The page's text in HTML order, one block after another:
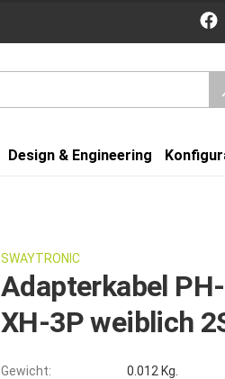
Design & Engineering
SWAYTRONIC
Adapterkabel
XH-3P weiblich
Gewicht:
0.012 Kg.